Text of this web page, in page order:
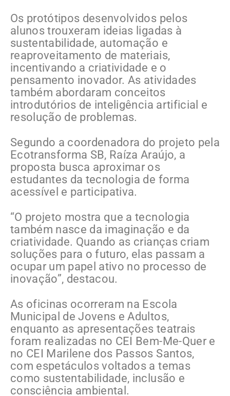
Os protótipos desenvolvidos pelos
alunos trouxeram ideias ligadas à
sustentabilidade, automação e
reaproveitamento de materiais,
incentivando a criatividade e o
pensamento inovador. As atividades
também abordaram conceitos
introdutórios de inteligência artificial e
resolução de problemas.
Segundo a coordenadora do projeto pela
Ecotransforma SB, Raíza Araújo, a
proposta busca aproximar os
estudantes da tecnologia de forma
acessível e participativa.
“O projeto mostra que a tecnologia
também nasce da imaginação e da
criatividade. Quando as crianças criam
soluções para o futuro, elas passam a
ocupar um papel ativo no processo de
inovação”, destacou.
As oficinas ocorreram na Escola
Municipal de Jovens e Adultos,
enquanto as apresentações teatrais
foram realizadas no CEI Bem-Me-Quer e
no CEI Marilene dos Passos Santos,
com espetáculos voltados a temas
como sustentabilidade, inclusão e
consciência ambiental.